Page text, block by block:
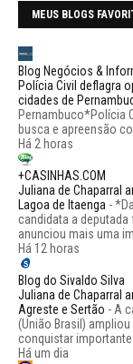
MEUS BLOGS
Blog Negócios &
Polícia Civil deflagra
cidades de
Pernambuco*Polícia
busca e apreensão
Há 2 horas
+CASINHAS.COM
Juliana de Chaparral
Lagoa de Itaenga -
candidata a deputada
anunciou mais uma
Há 12 horas
Blog do Sivaldo Silva
Juliana de Chaparral
Agreste e Sertão - A
(União Brasil)
conquistar
Há um dia